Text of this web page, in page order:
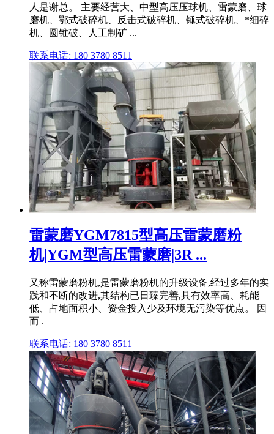
人是谢总。 主要经营大、中型高压压球机、雷蒙磨、球
磨机、鄂式破碎机、反击式破碎机、锤式破碎机、*细碎
机、圆锥破、人工制矿 ...
联系电话: 180 3780 8511
雷蒙磨YGM7815型高压雷蒙磨粉
机|YGM型高压雷蒙磨|3R ...
又称雷蒙磨粉机,是雷蒙磨粉机的升级设备,经过多年的实
践和不断的改进,其结构已日臻完善,具有效率高、耗能
低、占地面积小、资金投入少及环境无污染等优点。 因
而 .
联系电话: 180 3780 8511